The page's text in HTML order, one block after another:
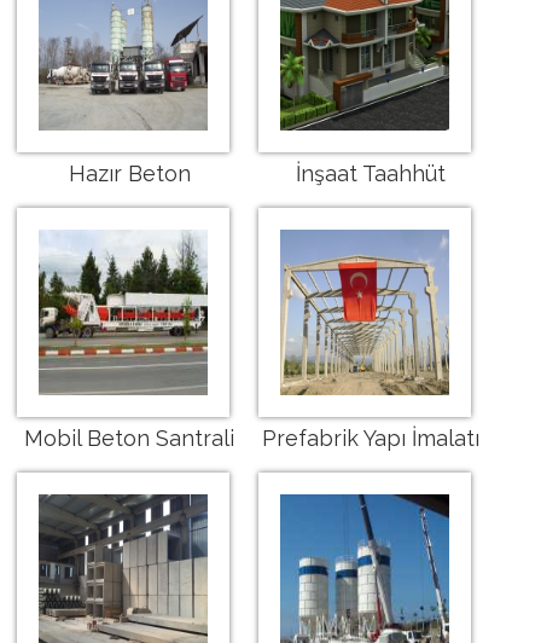
Hazır Beton İnşaat Taahhüt
Mobil Beton Santrali Prefabrik Yapı İmalatı